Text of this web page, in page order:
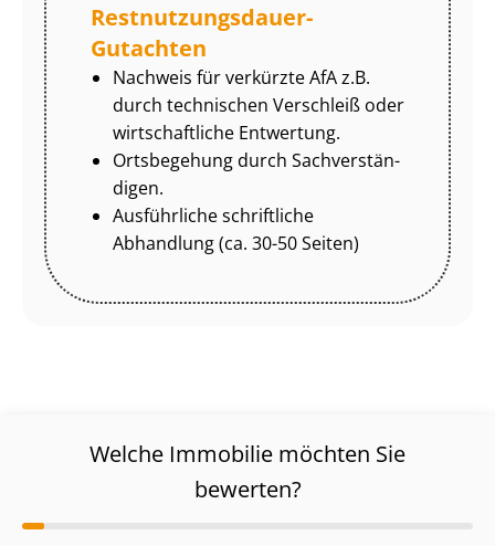
Rest­nut­zungs­dau­er-
Gutachten
Nachweis für verkürzte AfA z.B.
durch technischen Verschleiß oder
wirtschaftliche Entwertung.
Ortsbegehung durch Sach­ver­stän­
di­gen.
Ausführliche schriftliche
Abhandlung (ca. 30-50 Seiten)
Welche Immobilie möchten Sie
bewerten?